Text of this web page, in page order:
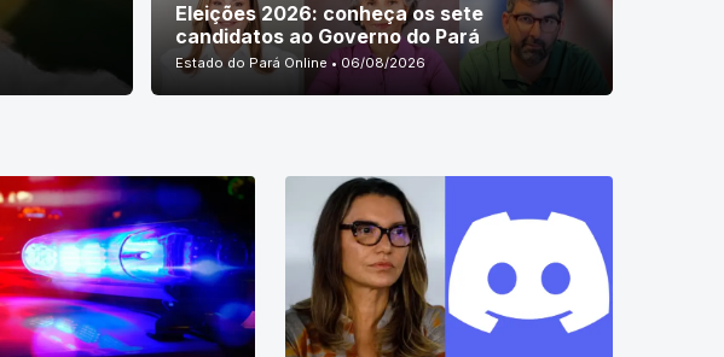
Eleições 2026: conheça os sete
candidatos ao Governo do Pará
Estado do Pará Online • 06/08/2026